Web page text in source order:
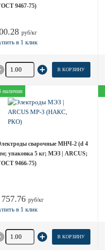
9467-75)
руб/кг
Количество товара В КОРЗИНУ
наличии
сварочные МНЧ-2 (d 4
упаковка 5 кг; МЭЗ | ARCUS;
9466-75)
руб/кг
Количество товара В КОРЗИНУ